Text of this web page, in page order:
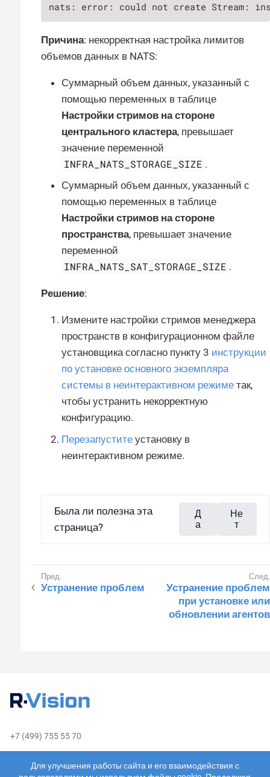
nats: error: could not create Stream:
Причина: некорректная настройка лимитов
объемов данных в NATS:
Суммарный объем данных, указанный с
помощью переменных в таблице
Настройки стримов на стороне
центрального кластера, превышает
значение переменной
INFRA_NATS_STORAGE_SIZE .
Суммарный объем данных, указанный с
помощью переменных в таблице
Настройки стримов на стороне
пространства, превышает значение
переменной
INFRA_NATS_SAT_STORAGE_SIZE .
Решение:
Измените настройки стримов менеджера
пространств в конфигурационном файле
установщика согласно пункту 3 инструкции
по установке основного экземпляра
системы в неинтерактивном режиме так,
чтобы устранить некорректную
конфигурацию.
Перезапустите установку в
неинтерактивном режиме.
Была ли полезна эта
страница?
Д
а
Не
т
Устранение проблем
Устранение проблем
при установке или
обновлении агентов
+7 (499) 755 55 70
Для улучшения работы сайта и его взаимодействия с